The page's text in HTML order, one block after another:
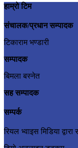
हाम्रो टिम
संचालक/प्रधान सम्पादक
टिकाराम भण्डारी
सम्पादक
बिमला बस्नेत
सह सम्पादक
सम्पर्क
रियल भ्वाइस मिडिया